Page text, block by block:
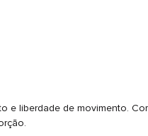
liberdade de movimento.